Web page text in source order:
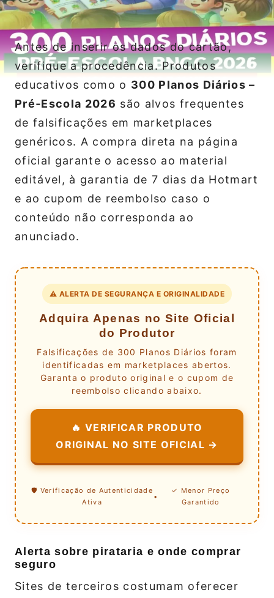
Antes de inserir os dados do cartão,
verifique a procedência. Produtos
educativos como o 300 Planos Diários –
Pré‑Escola 2026 são alvos frequentes
de falsificações em marketplaces
genéricos. A compra direta na página
oficial garante o acesso ao material
editável, à garantia de 7 dias da Hotmart
e ao cupom de reembolso caso o
conteúdo não corresponda ao
anunciado.
⚠️ ALERTA DE SEGURANÇA E ORIGINALIDADE
Adquira Apenas no Site Oficial
do Produtor
Falsificações de 300 Planos Diários foram
identificadas em marketplaces abertos.
Garanta o produto original e o cupom de
reembolso clicando abaixo.
🔥 VERIFICAR PRODUTO
ORIGINAL NO SITE OFICIAL →
🛡️ Verificação de Autenticidade
Ativa
•
✓ Menor Preço
Garantido
Alerta sobre pirataria e onde comprar
seguro
Sites de terceiros costumam oferecer